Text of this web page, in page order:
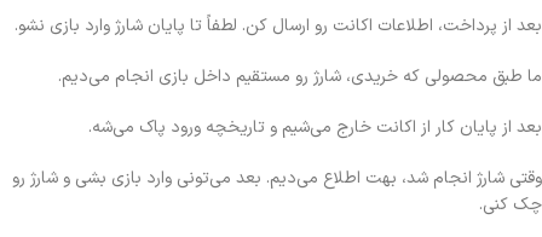
بعد از پرداخت، اطلاعات اکانت رو ارسال کن. لطفاً تا پایان شارژ وارد بازی نشو.
ما طبق محصولی که خریدی، شارژ رو مستقیم داخل بازی انجام می‌دیم.
بعد از پایان کار از اکانت خارج می‌شیم و تاریخچه ورود پاک می‌شه.
وقتی شارژ انجام شد، بهت اطلاع می‌دیم. بعد می‌تونی وارد بازی بشی و شارژ رو
چک کنی.